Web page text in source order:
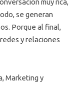
se generan
Porque al final,
y relaciones
Marketing y